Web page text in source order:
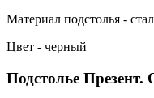
Материал подстолья -
Цвет - черный
Подстолье